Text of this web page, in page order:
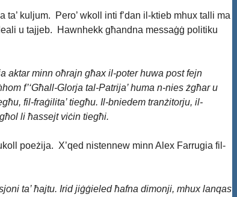
kuljum. Pero’ wkoll inti f’dan il-ktieb mhux talli ma
u tajjeb. Hawnhekk għandna messaġġ politiku
aktar minn oħrajn għax il-poter huwa post fejn
f’‘Għall-Glorja tal-Patrija’ huma n-nies żgħar u
fil-fraġilita’ tiegħu. Il-bniedem tranżitorju, il-
li ħassejt viċin tiegħi.
poeżija. X’qed nistennew minn Alex Farrugia fil-
ta’ ħajtu. Irid jiġġieled ħafna dimonji, mhux lanqas